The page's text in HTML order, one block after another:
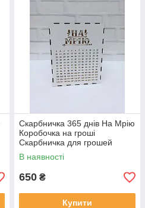
Скарбничка 365 днів На Мрію
Коробочка на гроші
Скарбничка для грошей
В наявності
650 ₴
Купити